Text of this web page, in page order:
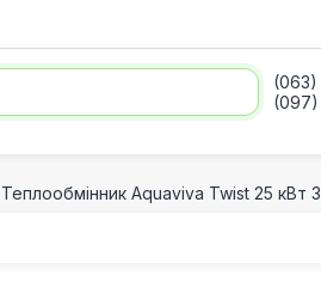
Теплообмінник Aquaviva Twist 25 кВт